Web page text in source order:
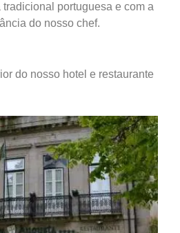
portuguesa e com a
do nosso chef.
do nosso hotel e restaurante